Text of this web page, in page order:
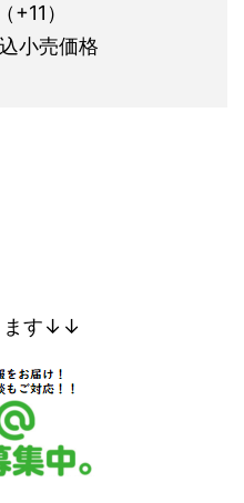
）
小売価格
ます↓↓